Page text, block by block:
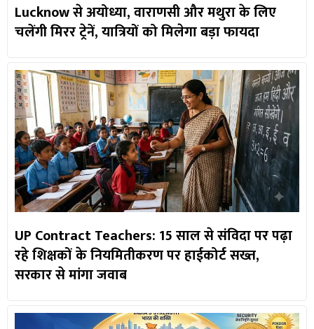
Lucknow से अयोध्या, वाराणसी और मथुरा के लिए
चलेंगी मिरर ट्रेनें, यात्रियों को मिलेगा बड़ा फायदा
UP Contract Teachers: 15 साल से संविदा पर पढ़ा
रहे शिक्षकों के नियमितीकरण पर हाईकोर्ट सख्त,
सरकार से मांगा जवाब